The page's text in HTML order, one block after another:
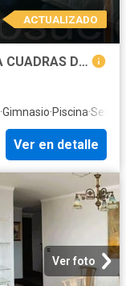
ACTUALIZADO
DEPARTAMENTO 2 DORMITORIOS A CUADRAS DE LA PLAYA DE REÑACA
·Gimnasio·Piscina·
Ver en detalle
Ver foto